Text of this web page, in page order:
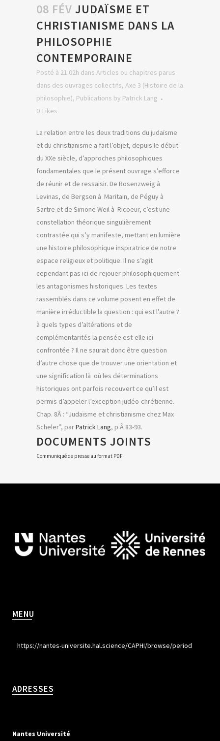
08 FÉV JUDAÏSME ET
CHRISTIANISME DANS LA
PHILOSOPHIE
CONTEMPORAINE
Posté à 21:02h dans Articles ou chapitres parus
dans des ouvrages collectifs, Axe 3 (Histoire de la
philosophie), Publications by Patrick Lang
0 Likes
La relation entre les deux traditions du judaïsme
et du christianisme a fait l’objet, depuis le début
du XXe siècle, d’approches philosophiques
fondamentales que le présent ouvrage s’efforce
de réunir et de ressaisir. De Rosenzweig à
Levinas, de Bergson à Maritain, de Péguy à
Sartre et de Simone Weil à Ricoeur, c’est une
constellation théorique singulièrement
contrastée qui s’y manifeste, mettant en lumière
une histoire philosophique inspiratrice de notre
espace religieux et politique. Il ne s’agit
cependant pas ici de rejouer philosophiquement
les antagonismes historiques. Les textes
rassemblés dans ce volume posent en effet de
manière irréductible la question : qui est l’autre ?
à quels types d’altérations et de
complémentarités la pensée est-elle ici
confrontée ? Il ne saurait donc être question
d’autre chose que de trouver une orientation et
une signification là où les déterminations
historiques ont parfois recouvert ce qu’il est
permis d’appeler l’exception judéo-chrétienne.
Chap. 8Â : “Judaïsme et christianisme chez Max
Scheler”, parPatrick Lang, p.Â 83-93.
DOCUMENTS JOINTS
Communiqué de presse au format PDF
MENU
https://nantes-universite.hal.science/CAPHI/browse/period
ADRESSES
Nantes Université